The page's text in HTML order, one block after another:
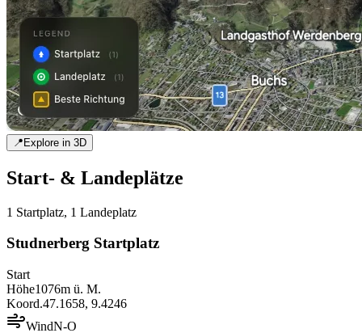
📍Explore in 3D
Start- & Landeplätze
1 Startplatz, 1 Landeplatz
Studnerberg Startplatz
Start
Höhe1076m ü. M.
Koord.47.1658, 9.4246
WindN-O